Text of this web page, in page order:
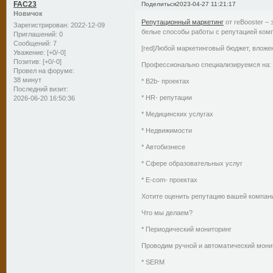
Поделиться2023-04-27 11:21:17
FAC23
Новичок
Зарегистрирован: 2022-12-09
Приглашений: 0
Сообщений: 7
Уважение: [+0/-0]
Позитив: [+0/-0]
Провел на форуме:
38 минут
Последний визит:
2026-06-20 16:50:36
Репутационный маркетинг от reBooster –
белые способы работы с репутацией
[red]Любой маркетинговый бюджет,
Профессионально специализируемся на:
* B2b- проектах
* HR- репутации
* Медицинских услугах
* Недвижимости
* Автобизнесе
* Сфере образовательных услуг
* E-com- проектах
Хотите оценить репутацию вашей
Что мы делаем?
* Периодический мониторинг
Проводим ручной и автоматический
* SERM